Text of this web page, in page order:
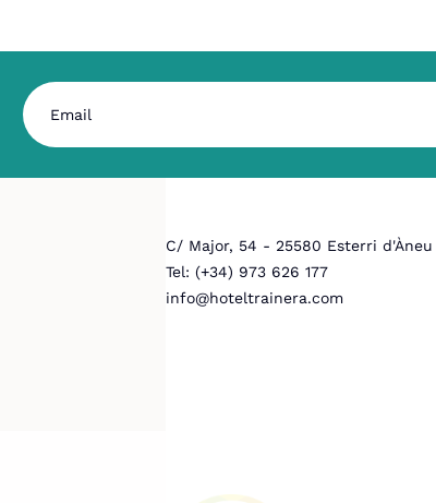
C/ Major, 54 - 25580 Esterri d'Àneu
Tel: (+34) 973 626 177
info@hoteltrainera.com